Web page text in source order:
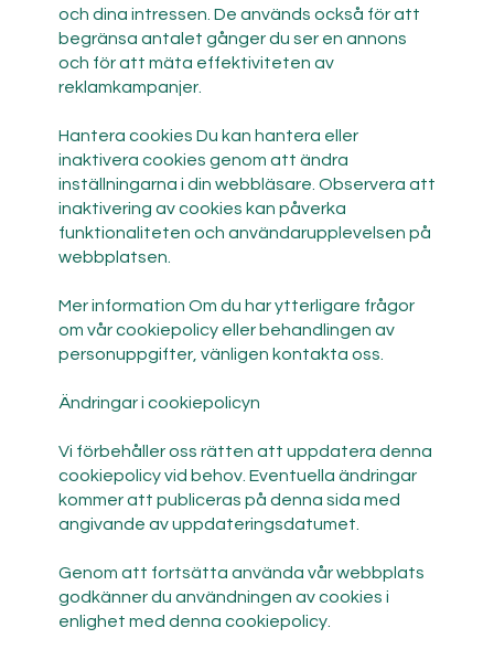
och dina intressen. De används också för att
begränsa antalet gånger du ser en annons
och för att mäta effektiviteten av
reklamkampanjer.
Hantera cookies Du kan hantera eller
inaktivera cookies genom att ändra
inställningarna i din webbläsare. Observera att
inaktivering av cookies kan påverka
funktionaliteten och användarupplevelsen på
webbplatsen.
Mer information Om du har ytterligare frågor
om vår cookiepolicy eller behandlingen av
personuppgifter, vänligen kontakta oss.
Ändringar i cookiepolicyn
Vi förbehåller oss rätten att uppdatera denna
cookiepolicy vid behov. Eventuella ändringar
kommer att publiceras på denna sida med
angivande av uppdateringsdatumet.
Genom att fortsätta använda vår webbplats
godkänner du användningen av cookies i
enlighet med denna cookiepolicy.